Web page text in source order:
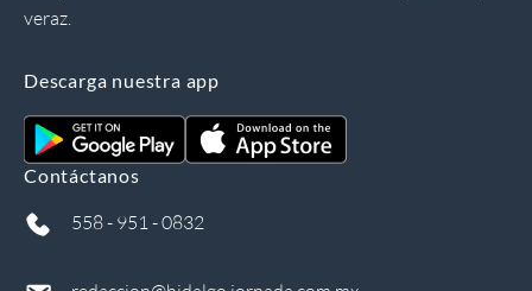
veraz.
Descarga nuestra app
Contáctanos
558 - 951 - 0832